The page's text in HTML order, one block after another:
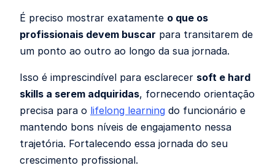
É preciso mostrar exatamente o que os
profissionais devem buscar para transitarem de
um ponto ao outro ao longo da sua jornada.
Isso é imprescindível para esclarecer soft e hard
skills a serem adquiridas, fornecendo orientação
precisa para o lifelong learning do funcionário e
mantendo bons níveis de engajamento nessa
trajetória. Fortalecendo essa jornada do seu
crescimento profissional.